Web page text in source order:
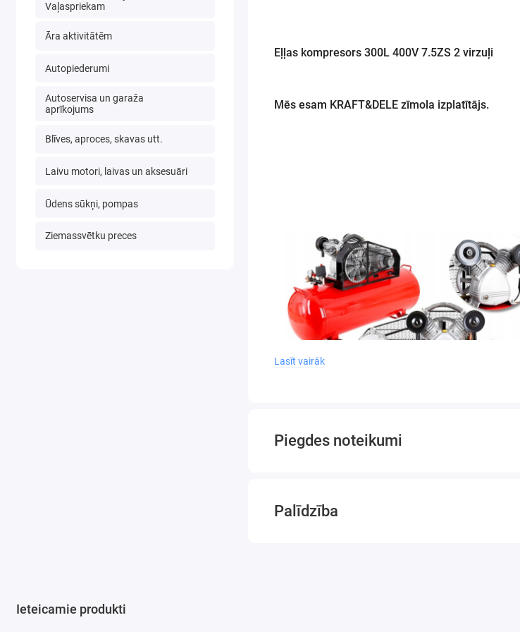
Vaļaspriekam
Āra aktivitātēm
Autopiederumi
Autoservisa un garaža
aprīkojums
Blīves, aproces, skavas utt.
Laivu motori, laivas un aksesuāri
Ūdens sūkņi, pompas
Ziemassvētku preces
Eļļas kompresors 300L 400V 7.5ZS 2 virzuļi
Mēs esam KRAFT&DELE zīmola izplatītājs.
Lasīt vairāk
Piegdes noteikumi
Palīdzība
Ieteicamie produkti